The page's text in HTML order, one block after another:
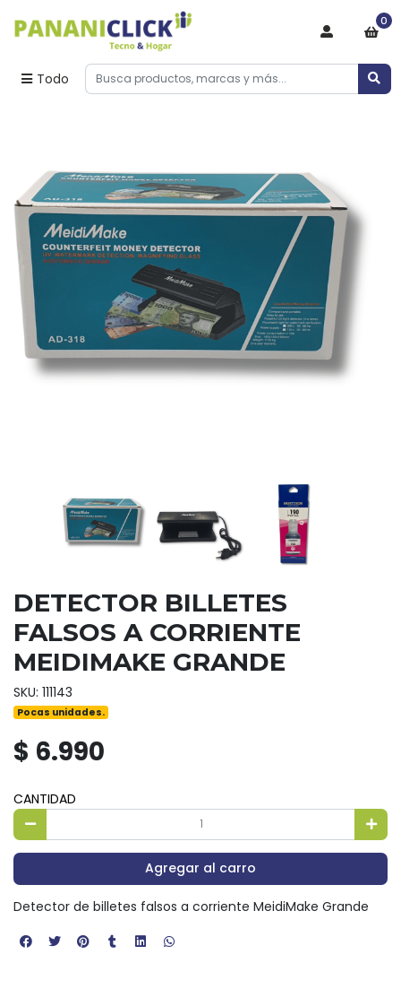
Todo
0
DETECTOR BILLETES
FALSOS A CORRIENTE
MEIDIMAKE GRANDE
SKU: 111143
Pocas unidades.
$ 6.990
CANTIDAD
Agregar al carro
Detector de billetes falsos a corriente MeidiMake Grande